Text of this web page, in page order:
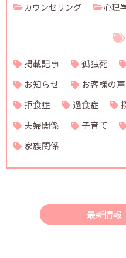
カウンセリング
心理
掲載記事 孤独死
お知らせ
お客様の声
拒食症
過食症
夫婦関係
子育て
家族関係
最新情報